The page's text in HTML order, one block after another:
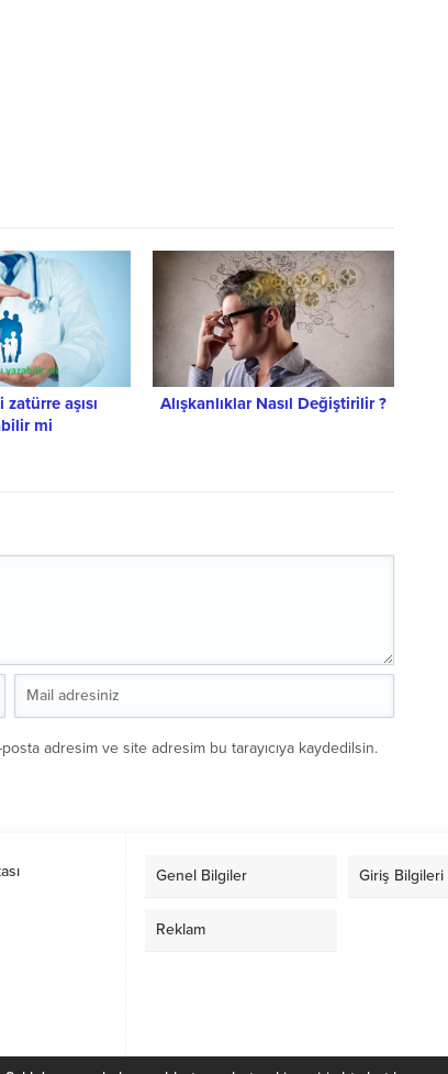
aşısı
mi
Alışkanlıklar Nasıl Değiştirilir ?
adresim ve site adresim bu tarayıcıya kaydedilsin.
Genel Bilgiler Giriş Bilgileri
Reklam